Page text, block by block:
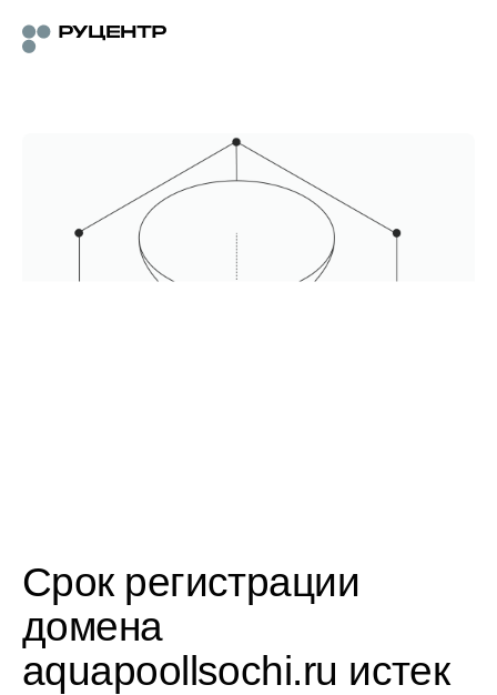
Срок регистрации
домена
aquapoollsochi.ru истек